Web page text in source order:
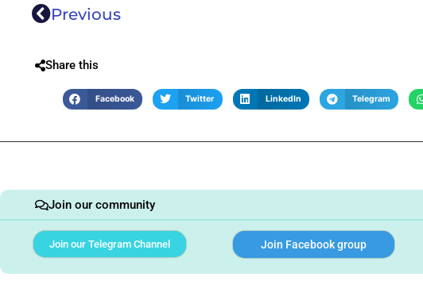
Previous
Share this
Facebook Twitter LinkedIn Telegram
Join our community
Join our Telegram Channel Join Facebook group